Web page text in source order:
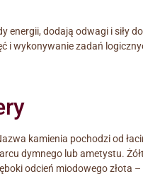
dodają odwagi i siły
i wykonywanie zadań
kamienia pochodzi od
dymnego lub ametystu.
odcień miodowego